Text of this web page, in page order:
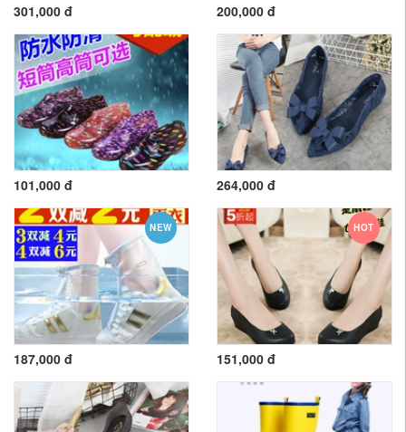
301,000 đ 200,000 đ
101,000 đ 264,000 đ
NEW
187,000 đ
HOT
151,000 đ